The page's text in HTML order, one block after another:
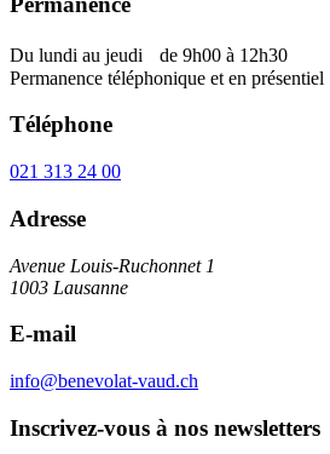
s
o
n
a
s
s
a
n
c
d
s
o
Du lundi au jeudi de 9h00 à 12h30
Permanence téléphonique et en présentiel
Téléphone
021 313 24 00
Adresse
Avenue Louis-Ruchonnet 1
1003 Lausanne
E-mail
info@benevolat-vaud.ch
Inscrivez-vous à nos newsletters